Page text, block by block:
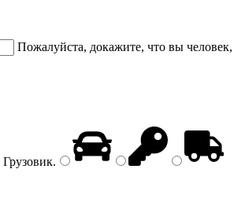
Пожалуйста, докажите, что вы человек,
Грузовик.